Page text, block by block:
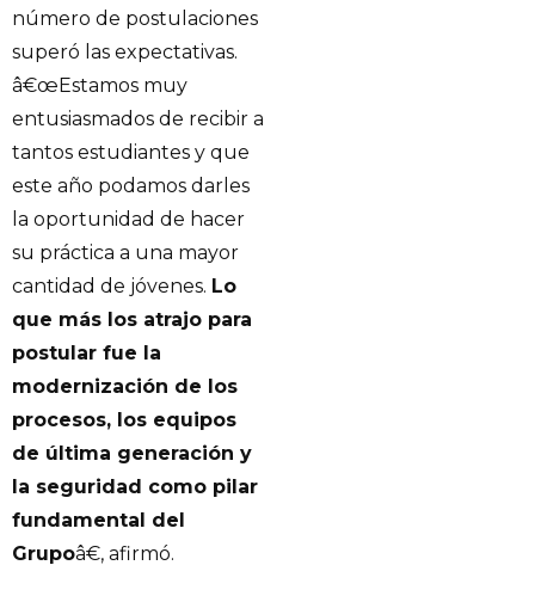
número de postulaciones
superó las expectativas.
â€œEstamos muy
entusiasmados de recibir a
tantos estudiantes y que
este año podamos darles
la oportunidad de hacer
su práctica a una mayor
cantidad de jóvenes. Lo
que más los atrajo para
postular fue la
modernización de los
procesos, los equipos
de última generación y
la seguridad como pilar
fundamental del
Grupoâ€, afirmó.